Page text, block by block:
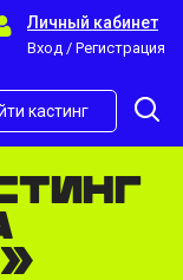
Личный кабинет
Вход / Регистрация
кастинг